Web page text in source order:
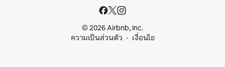
© 2026 Airbnb, Inc.
ความเป็นส่วนตัว
เงื่อนไข